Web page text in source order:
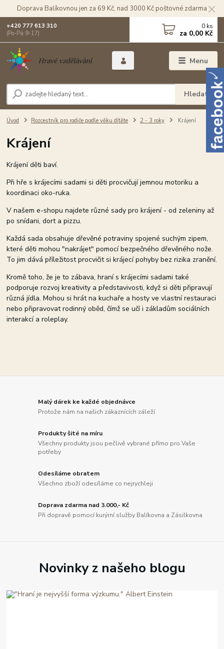
Doprava Balíkovnou jen za 69 Kč, nad 3000 Kč poštovné zdarma
Menu
Hledat
+420 777 613 310
(Po-Pá 9-17)
0 ks
za 0,00 Kč
Úvod Rozcestník pro rodiče podle věku dítěte 2 - 3 roky Krájení
Krájení
Krájení děti baví.
Při hře s krájecími sadami si děti procvičují jemnou motoriku a
koordinaci oko-ruka.
V našem e-shopu najdete různé sady pro krájení - od zeleniny až
po snídani, dort a pizzu.
Každá sada obsahuje dřevěné potraviny spojené suchým zipem,
které děti mohou "nakrájet" pomocí bezpečného dřevěného nože.
To jim dává příležitost procvičit si krájecí pohyby bez rizika zranění.
Kromě toho, že je to zábava, hraní s krájecími sadami také
podporuje rozvoj kreativity a představivosti, když si děti připravují
různá jídla. Mohou si hrát na kuchaře a hosty ve vlastní restauraci
nebo připravovat rodinný oběd, čímž se učí i základům sociálních
interakcí a roleplay.
Malý dárek ke každé objednávce
Protože nám na našich zákaznících záleží
Produkty šité na míru
Všechny produkty jsou pečlivě vybrané přímo pro Vaše
potřeby
Odesíláme obratem
Všechno zboží odesíláme co nejrychleji
Doprava zdarma nad 3.000,- Kč
Při dopravě pomocí kurýrní služby Balíkovna a Zásilkovna
Novinky z našeho blogu